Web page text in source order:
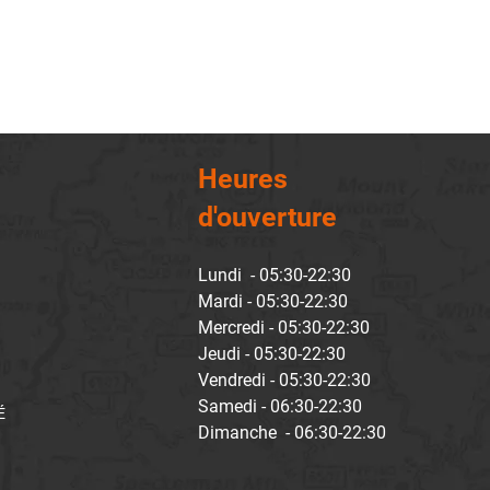
Heures
d'ouverture
Lundi - 05:30-22:30
Mardi - 05:30-22:30
Mercredi - 05:30-22:30
Jeudi - 05:30-22:30
Vendredi - 05:30-22:30
Samedi - 06:30-22:30
Dimanche - 06:30-22:30